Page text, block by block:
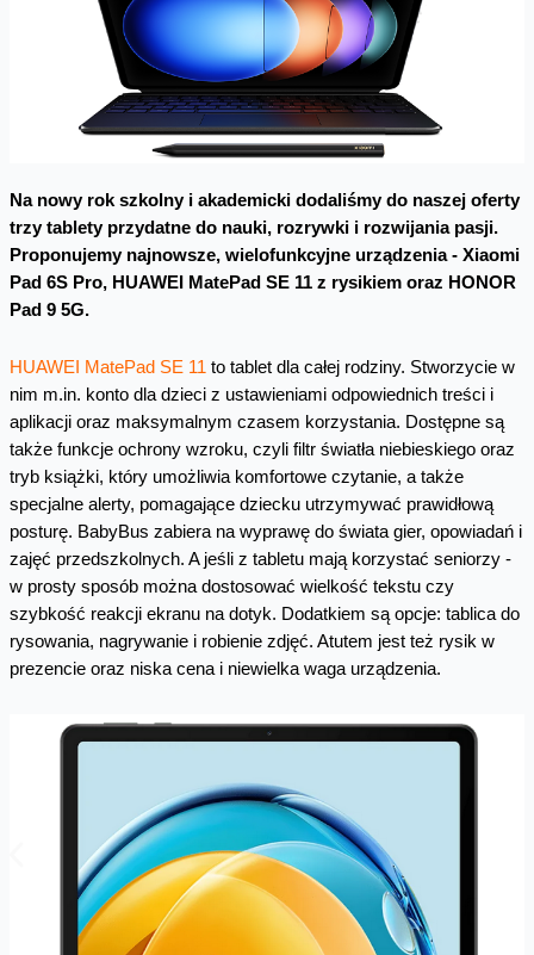
Na nowy rok szkolny i akademicki dodaliśmy do naszej oferty
trzy tablety przydatne do nauki, rozrywki i rozwijania pasji.
Proponujemy najnowsze, wielofunkcyjne urządzenia - Xiaomi
Pad 6S Pro, HUAWEI MatePad SE 11 z rysikiem oraz HONOR
Pad 9 5G.
HUAWEI MatePad SE 11 to tablet dla całej rodziny. Stworzycie w
nim m.in. konto dla dzieci z ustawieniami odpowiednich treści i
aplikacji oraz maksymalnym czasem korzystania. Dostępne są
także funkcje ochrony wzroku, czyli filtr światła niebieskiego oraz
tryb książki, który umożliwia komfortowe czytanie, a także
specjalne alerty, pomagające dziecku utrzymywać prawidłową
posturę. BabyBus zabiera na wyprawę do świata gier, opowiadań i
zajęć przedszkolnych. A jeśli z tabletu mają korzystać seniorzy -
w prosty sposób można dostosować wielkość tekstu czy
szybkość reakcji ekranu na dotyk. Dodatkiem są opcje: tablica do
rysowania, nagrywanie i robienie zdjęć. Atutem jest też rysik w
prezencie oraz niska cena i niewielka waga urządzenia.